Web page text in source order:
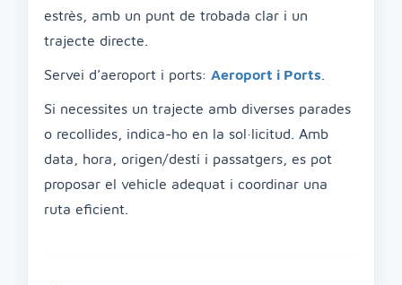
estrès, amb un punt de trobada clar i un
trajecte directe.
Servei d’aeroport i ports: Aeroport i Ports
Si necessites un trajecte amb diverses parades
o recollides, indica-ho en la sol·licitud. Amb
data, hora, origen/destí i passatgers, es pot
proposar el vehicle adequat i coordinar una
ruta eficient.